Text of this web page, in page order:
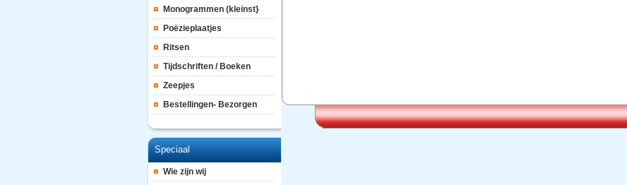
Monogrammen (kleinst}
Poëzieplaatjes
Ritsen
Tijdschriften / Boeken
Zeepjes
Bestellingen- Bezorgen
Speciaal
Wie zijn wij